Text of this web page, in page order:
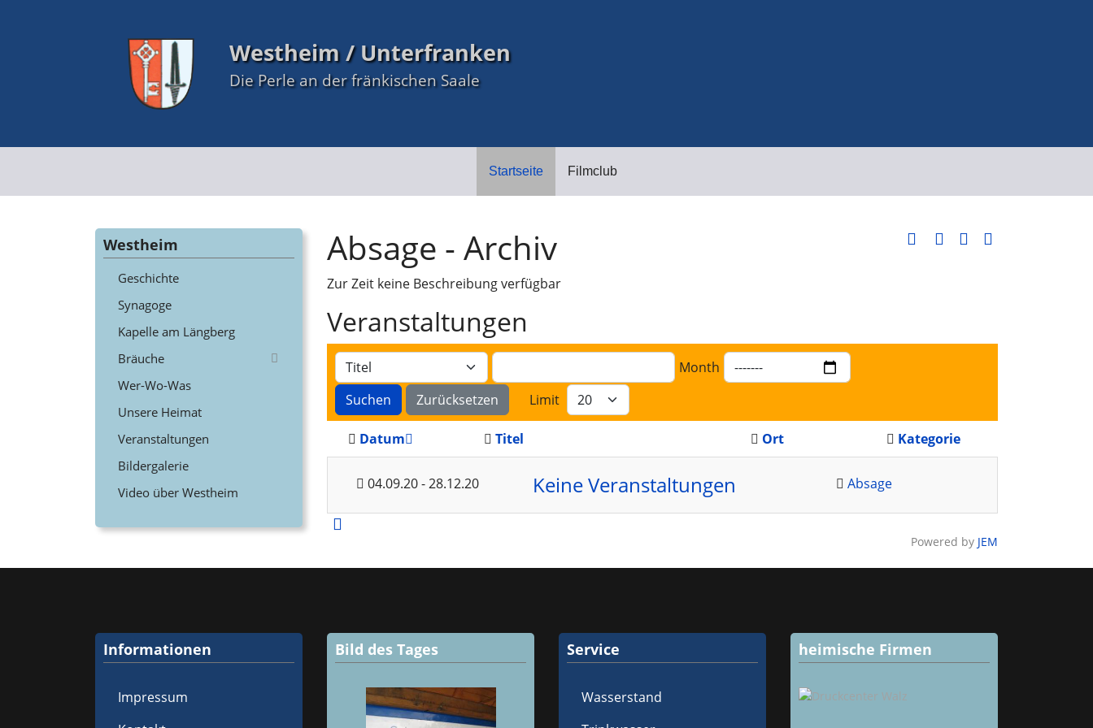
Westheim / Unterfranken
Die Perle an der fränkischen Saale
Startseite Filmclub
Westheim
Geschichte
Synagoge
Kapelle am Längberg
Bräuche
Wer-Wo-Was
Unsere Heimat
Veranstaltungen
Bildergalerie
Video über Westheim
Absage - Archiv
Zur Zeit keine Beschreibung verfügbar
Veranstaltungen
Month
Suchen
Zurücksetzen Limit
Datum Titel Ort Kategorie
04.09.20- 28.12.20 Keine Veranstaltungen Absage
Powered by JEM
Informationen
Impressum
Bild des Tages Service
Wasserstand
heimische Firmen